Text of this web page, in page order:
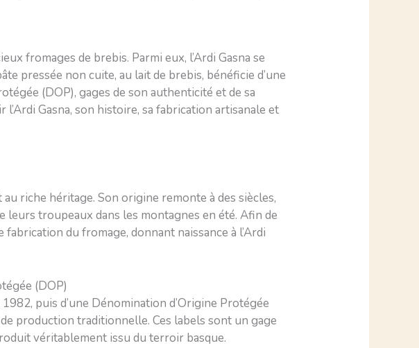
fromages de brebis. Parmi eux, l’Ardi Gasna se
pressée non cuite, au lait de brebis, bénéficie d’une
(DOP), gages de son authenticité et de sa
Gasna, son histoire, sa fabrication artisanale et
riche héritage. Son origine remonte à des siècles,
troupeaux dans les montagnes en été. Afin de
du fromage, donnant naissance à l’Ardi
(DOP)
puis d’une Dénomination d’Origine Protégée
production traditionnelle. Ces labels sont un gage
véritablement issu du terroir basque.